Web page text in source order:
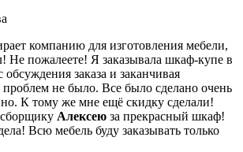
компанию для изготовления мебели,
Не пожалеете! Я заказывала шкаф-купе в
заказа и заканчивая
не было. Все было сделано очень
К тому же мне ещё скидку сделали!
Алексею за прекрасный шкаф!
Всю мебель буду заказывать только